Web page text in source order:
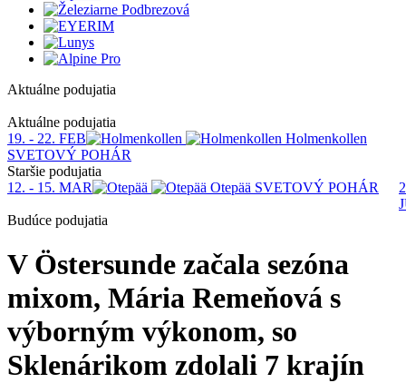
Aktuálne podujatia
Aktuálne podujatia
19. - 22. FEB
Holmenkollen
SVETOVÝ POHÁR
Staršie podujatia
12. - 15. MAR
Otepää SVETOVÝ POHÁR
Budúce podujatia
V Östersunde začala sezóna
mixom, Mária Remeňová s
výborným výkonom, so
Sklenárikom zdolali 7 krajín